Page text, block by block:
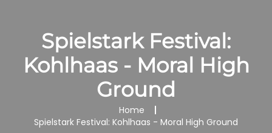
Spielstark Festival:
Kohlhaas - Moral High
Ground
Home
Spielstark Festival: Kohlhaas - Moral High Ground